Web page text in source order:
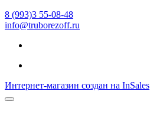
8 (993)3 55-08-48
info@truborezoff.ru
Интернет-магазин создан на InSales